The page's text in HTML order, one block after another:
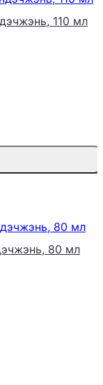
110 мл
80 мл